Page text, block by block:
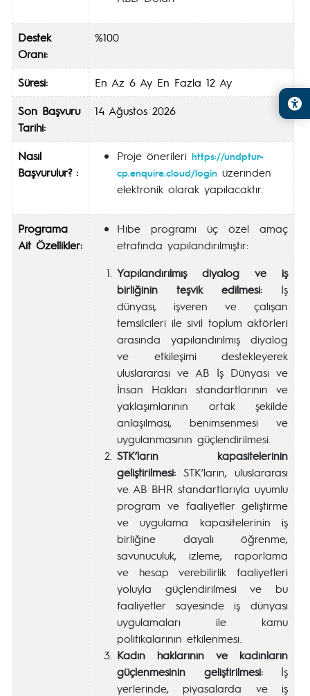
Destek
Oranı:
%100
Süresi:
En Az 6 Ay En Fazla 12 Ay
Son Başvuru
Tarihi:
14 Ağustos 2026
Nasıl
Başvurulur? :
Proje önerileri https://undptur-
cp.enquire.cloud/login üzerinden
elektronik olarak yapılacaktır.
Programa
Ait Özellikler:
Hibe programı üç özel amaç
etrafında yapılandırılmıştır:
Yapılandırılmış diyalog ve iş
birliğinin teşvik edilmesi: İş
dünyası, işveren ve çalışan
temsilcileri ile sivil toplum aktörleri
arasında yapılandırılmış diyalog
ve etkileşimi destekleyerek
uluslararası ve AB İş Dünyası ve
İnsan Hakları standartlarının ve
yaklaşımlarının ortak şekilde
anlaşılması, benimsenmesi ve
uygulanmasının güçlendirilmesi.
STK’ların kapasitelerinin
geliştirilmesi: STK’ların, uluslararası
ve AB BHR standartlarıyla uyumlu
program ve faaliyetler geliştirme
ve uygulama kapasitelerinin iş
birliğine dayalı öğrenme,
savunuculuk, izleme, raporlama
ve hesap verebilirlik faaliyetleri
yoluyla güçlendirilmesi ve bu
faaliyetler sayesinde iş dünyası
uygulamaları ile kamu
politikalarının etkilenmesi.
Kadın haklarının ve kadınların
güçlenmesinin geliştirilmesi:İş
yerlerinde, piyasalarda ve iş